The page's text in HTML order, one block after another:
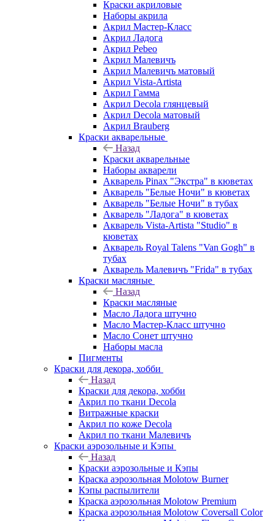
Краски акриловые
Наборы акрила
Акрил Мастер-Класс
Акрил Ладога
Акрил Pebeo
Акрил Малевичъ
Акрил Малевичъ матовый
Акрил Vista-Artista
Акрил Гамма
Акрил Decola глянцевый
Акрил Decola матовый
Акрил Brauberg
Краски акварельные
Назад
Краски акварельные
Наборы акварели
Акварель Pinax "Экстра" в кюветах
Акварель "Белые Ночи" в кюветах
Акварель "Белые Ночи" в тубах
Акварель "Ладога" в кюветах
Акварель Vista-Artista "Studio" в
кюветах
Акварель Royal Talens "Van Gogh" в
тубах
Акварель Малевичъ "Frida" в тубах
Краски масляные
Назад
Краски масляные
Масло Ладога штучно
Масло Мастер-Класс штучно
Масло Сонет штучно
Наборы масла
Пигменты
Краски для декора, хобби
Назад
Краски для декора, хобби
Акрил по ткани Decola
Витражные краски
Акрил по коже Decola
Акрил по ткани Малевичъ
Краски аэрозольные и Кэпы
Назад
Краски аэрозольные и Кэпы
Краска аэрозольная Molotow Burner
Кэпы распылители
Краска аэрозольная Molotow Premium
Краска аэрозольная Molotow Coversall Color